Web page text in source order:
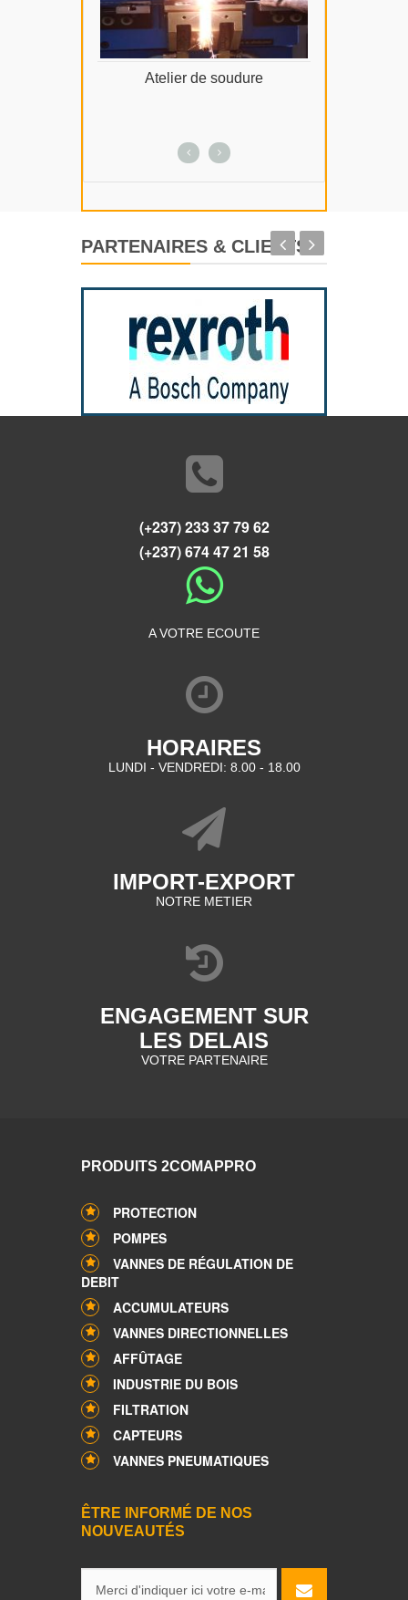
Atelier de soudure
PARTENAIRES & CLIENTS
(+237) 233 37 79 62
(+237) 674 47 21 58
A VOTRE ECOUTE
HORAIRES
LUNDI - VENDREDI: 8.00 - 18.00
IMPORT-EXPORT
NOTRE METIER
ENGAGEMENT SUR
LES DELAIS
VOTRE PARTENAIRE
PRODUITS 2COMAPPRO
PROTECTION
POMPES
VANNES DE RÉGULATION DE
DEBIT
ACCUMULATEURS
VANNES DIRECTIONNELLES
AFFÛTAGE
INDUSTRIE DU BOIS
FILTRATION
CAPTEURS
VANNES PNEUMATIQUES
ÊTRE INFORMÉ DE NOS
NOUVEAUTÉS